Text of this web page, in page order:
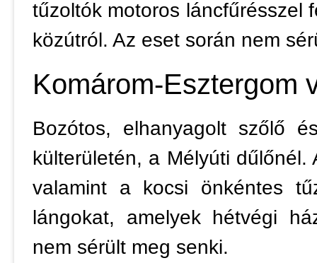
tűzoltók motoros láncfűrésszel
közútról. Az eset során nem
Komárom-Esztergom
Bozótos, elhanyagolt szőlő
külterületén, a Mélyúti
valamint a kocsi önkéntes
lángokat, amelyek hétvégi
nem sérült meg senki.